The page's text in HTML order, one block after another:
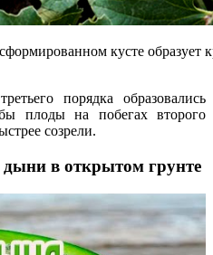
кусте образует
порядка образовались
плоды на побегах второго
созрели.
в открытом грунте